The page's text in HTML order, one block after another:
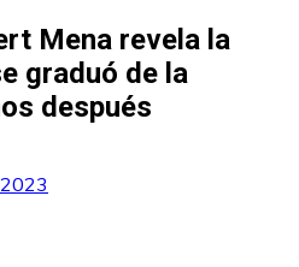
Mena revela la
graduó de la
después